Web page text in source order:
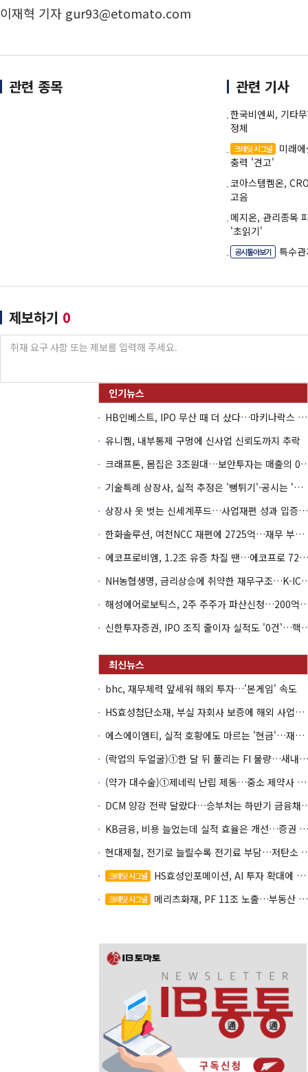
이재혁 기자 gur93@etomato.com
관련 종목 관련 기사
한국비엔씨, 기타
정체
크레딧 시그널
미래
충력 '견고'
코아스템켐온,
고음
메지온, 관리종목
'초읽기'
공시톺아보기 특수
제보하기 0
HB인베스트, IPO 무산 때 더 샀다…마키나락스 투자 2.7배 회수
유니켐, 내부통제 구멍에 신사업 신뢰도까지 추락
크래프톤, 몸집은 3조원대…
기술특례 상장사, 실적 추정은 '뻥튀기'·공시는 '누락'
상장사 옷 벗는 신세계푸드…사업재편 성과 입증할까
한화솔루션, 여천NCC 재편에 2725억…재무 부담 커지나
에코프로비엠, 1.2조 유증 차질 땐…에코프로 7270억 '독박'
NH농협생명, 금리상승에 취
해성에어로보틱스, 2주 주주가 파산
신한투자증권, IPO 조직 줄
bhc, 재무체력 앞세워 해외 투자…'본게임' 속도
HS효성첨단소재, 부실 자회사 보증에 해외 사업까지…부담 '가중'
에스에이엠티, 실적 호황에도 마르는 '현금'…재고·달러빚 부담 확대
(락업의 두얼굴)①한 달 뒤 풀리는 FI 물량…새내기주 오버행 경계
(약가 대수술)①제네릭 난립 제동…중소 제약사 수익성 비상
DCM 양강 전략 달랐다
KB금융, 비용 늘었는데 실적 효율은 개선…증권 호황 효과
현대제철, 전기로 늘릴수록
크레딧 시그널 HS효성인포메이션, AI 투자 확대에 실적 체력 강화
크레딧 시그널 메리츠화재, PF 11조 노출…부동산 사업성 저하 우려